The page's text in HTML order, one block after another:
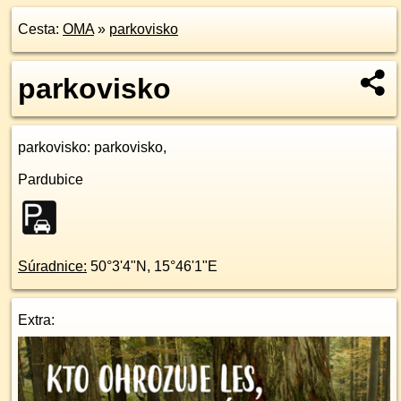
Cesta: OMA» parkovisko
parkovisko
parkovisko: parkovisko,
Pardubice
Súradnice: 50°3'4"N , 15°46'1"E
Extra: